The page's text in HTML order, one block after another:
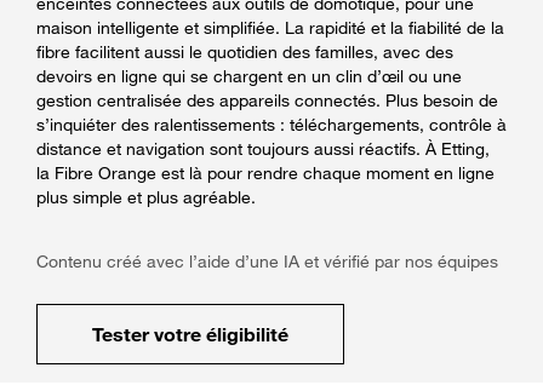
maison intelligente et simplifiée. La rapidité et la fiabilité de la
fibre facilitent aussi le quotidien des familles, avec des
devoirs en ligne qui se chargent en un clin d’œil ou une
gestion centralisée des appareils connectés. Plus besoin de
s’inquiéter des ralentissements : téléchargements, contrôle à
distance et navigation sont toujours aussi réactifs. À Etting,
la Fibre Orange est là pour rendre chaque moment en ligne
plus simple et plus agréable.
Contenu créé avec l’aide d’une IA et vérifié par nos équipes
Tester votre éligibilité